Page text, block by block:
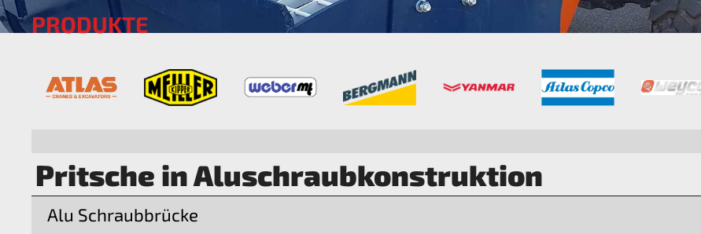
PRODUKTE
Pritsche in Aluschraubkonstruktion
Alu Schraubbrücke